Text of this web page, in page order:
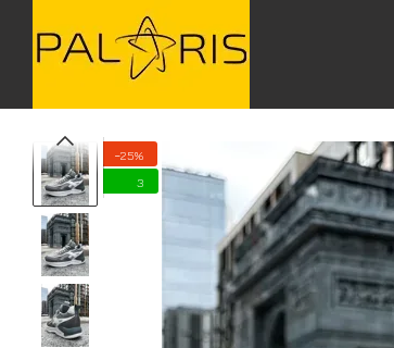
Перейти до основного контенту
−25%
3